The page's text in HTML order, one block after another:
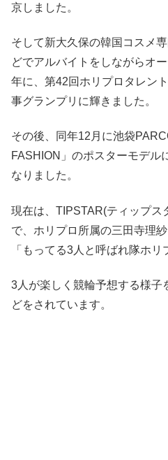
京しました。
そして新大久保の韓国コスメ
どでアルバイトをしながらオ
年に、第42回ホリプロタレン
事グランプリに輝きました。
その後、同年12月に池袋
FASHION」のポスターモデル
なりました。
現在は、TIPSTAR(ティップス
で、ホリプロ所属の三田寺理
「もってる3人と呼ばれ隊ホリ
3人が楽しく競輪予想する様子
どをされています。